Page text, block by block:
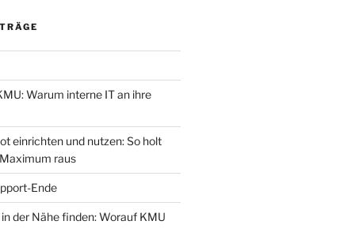
Warum interne IT an ihre
einrichten und nutzen: So holt
raus
Ende
der Nähe finden: Worauf KMU